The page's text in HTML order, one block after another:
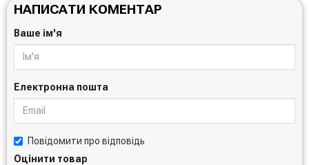
НАПИСАТИ КОМЕНТАР
Ваше ім'я
Електронна пошта
Повідомити про відповідь
Оцінити товар